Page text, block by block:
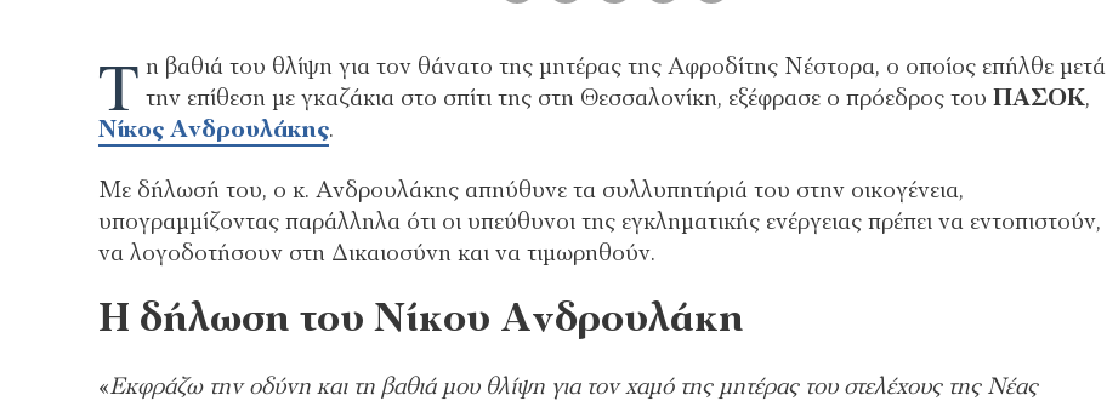
Τ η βαθιά του θλίψη για τον θάνατο της μητέρας της Αφροδίτης Νέστορα, ο οποίος επήλθε μετά
την επίθεση με γκαζάκια στο σπίτι της στη Θεσσαλονίκη, εξέφρασε ο πρόεδρος τουΠΑΣΟΚ,
Νίκος Ανδρουλάκης.
Με δήλωσή του, ο κ. Ανδρουλάκης απηύθυνε τα συλλυπητήριά του στην οικογένεια,
υπογραμμίζοντας παράλληλα ότι οι υπεύθυνοι της εγκληματικής ενέργειας πρέπει να εντοπιστούν,
να λογοδοτήσουν στη Δικαιοσύνη και να τιμωρηθούν.
Η δήλωση του Νίκου Ανδρουλάκη
«Εκφράζω την οδύνη και τη βαθιά μου θλίψη για τον χαμό της μητέρας του στελέχους της Νέας